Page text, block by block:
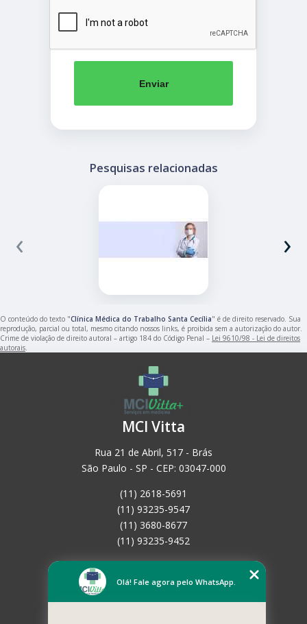
Enviar
Pesquisas relacionadas
‹ ›
O conteúdo do texto "Clínica Médica do Trabalho Santa Cecília" é de direito reservado. Sua
reprodução, parcial ou total, mesmo citando nossos links, é proibida sem a autorização do autor.
Crime de violação de direito autoral – artigo 184 do Código Penal – Lei 9610/98 - Lei de direitos
autorais.
MCI Vitta
Rua 21 de Abril, 517 - Brás
São Paulo - SP - CEP: 03047-000
(11) 2618-5691
(11) 93235-9547
(11) 3680-8677
(11) 93235-9452
Empresa
Olá! Fale agora pelo WhatsApp.